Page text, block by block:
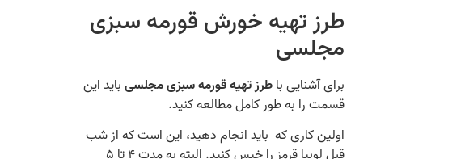
طرز تهیه خورش قورمه سبزی
مجلسی
برای آشنایی باطرز تهیه قورمه سبزی مجلسیباید این
قسمت را به طور کامل مطالعه کنید.
اولین کاری که باید انجام دهید، این است که از شب